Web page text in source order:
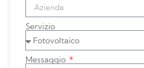
Servizio
Messaggio